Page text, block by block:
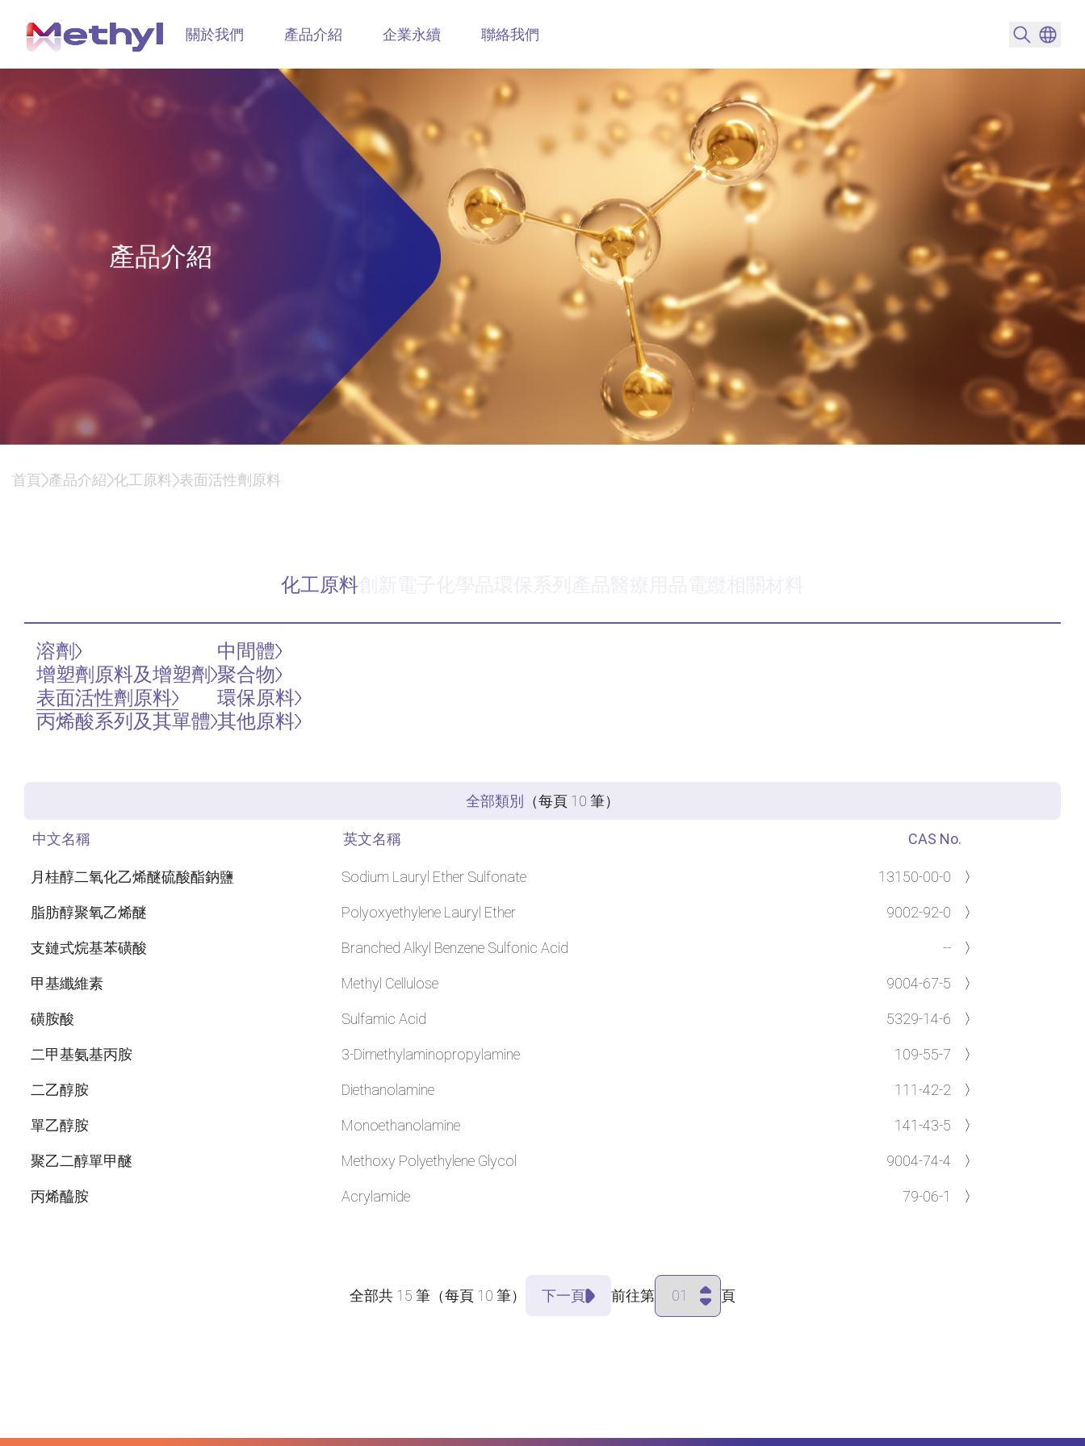
關於我們 產品介紹 企業永續 聯絡我們
搜尋產品
變更
產品介紹
首頁 產品介紹 化工原料 表面活性劑原料
化工原料
溶劑
增塑劑原料及增塑劑
表面活性劑原料
丙烯酸系列及其單體
中間體
聚合物
環保原料
其他原料
全部類別 （每頁 10 筆）
中文名稱 英文名稱 CAS No.
月桂醇二氧化乙烯醚硫酸酯鈉鹽 Sodium Lauryl Ether Sulfonate 13150-00-0 〉
脂肪醇聚氧乙烯醚 Polyoxyethylene Lauryl Ether 9002-92-0 〉
支鏈式烷基苯磺酸 Branched Alkyl Benzene Sulfonic Acid -- 〉
甲基纖維素 Methyl Cellulose 9004-67-5 〉
磺胺酸 Sulfamic Acid 5329-14-6 〉
二甲基氨基丙胺 3-Dimethylaminopropylamine 109-55-7 〉
二乙醇胺 Diethanolamine 111-42-2 〉
單乙醇胺 Monoethanolamine 141-43-5 〉
聚乙二醇單甲醚 Methoxy Polyethylene Glycol 9004-74-4 〉
丙烯醯胺 Acrylamide 79-06-1 〉
全部共 15 筆（每頁 10 筆） 下一頁 前往第 頁